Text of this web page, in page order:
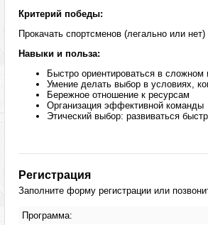
Критерий победы:
Прокачать спортсменов (легально или
Навыки и польза:
Быстро ориентироваться в сложном
Умение делать выбор в условиях,
Бережное отношение к ресурсам
Организация эффективной команды
Этический выбор: развиваться
Регистрация
Заполните форму регистрации или